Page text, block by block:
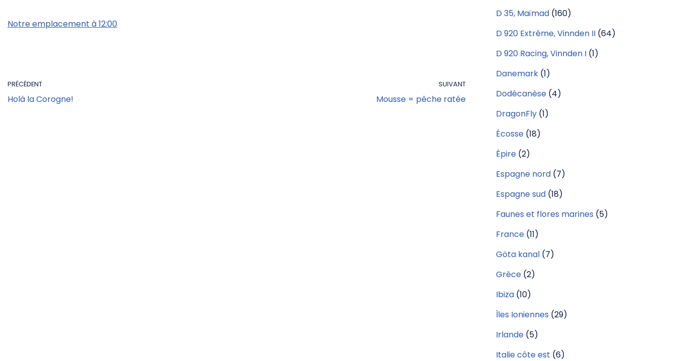
Notre emplacement à 12:00
PRÉCÉDENT
Holà la Corogne!
SUIVANT
Mousse = pêche ratée
D 35, Maïmad(160)
D 920 Extrême, Vinnden II(64)
D 920 Racing, Vinnden I(1)
Danemark(1)
Dodécanèse(4)
DragonFly(1)
Écosse(18)
Épire(2)
Espagne nord(7)
Espagne sud(18)
Faunes et flores marines (5)
France(11)
Göta kanal(7)
Grèce(2)
Ibiza(10)
Îles Ioniennes (29)
Irlande(5)
Italie côte est (6)